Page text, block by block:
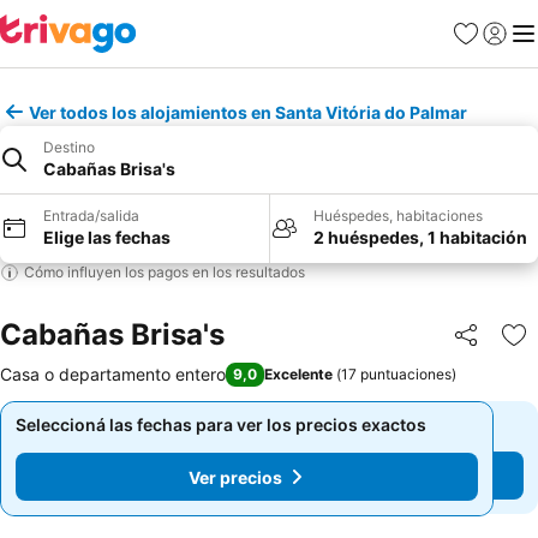
Favoritos
Iniciar
Ver todos los alojamientos en Santa Vitória do Palmar
Destino
Cabañas Brisa's
Entrada/salida
Elige las fechas
Huéspedes, habitaciones
2 huéspedes, 1 habitación
Cómo influyen los pagos en los resultados
Cabañas Brisa's Compartir
Casa o departamento entero 9,0 Excelente (17 puntuaciones)
Seleccioná las fechas para ver los precios exactos
Ver precios
Seleccioná las fechas para ver los precios exactos
Ver precios